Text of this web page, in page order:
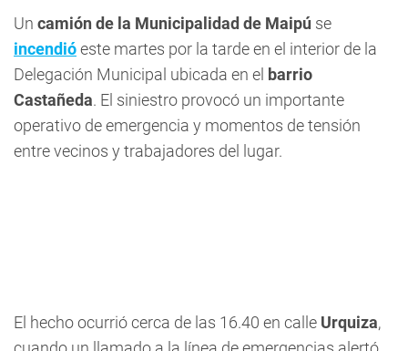
Un camión de la Municipalidad de Maipú se
incendióeste martes por la tarde en el interior de la
Delegación Municipal ubicada en el barrio
Castañeda. El siniestro provocó un importante
operativo de emergencia y momentos de tensión
entre vecinos y trabajadores del lugar.
El hecho ocurrió cerca de las 16.40 en calle Urquiza,